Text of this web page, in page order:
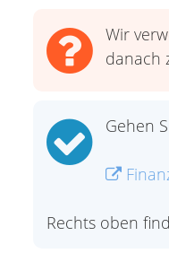
Wir
danach
Gehen
Rechts oben